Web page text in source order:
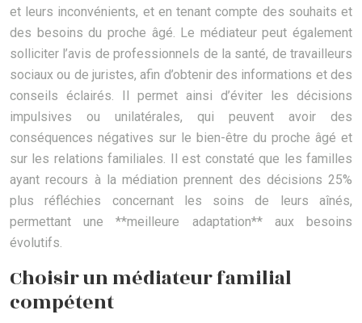
et leurs inconvénients, et en tenant compte des souhaits et
des besoins du proche âgé. Le médiateur peut également
solliciter l’avis de professionnels de la santé, de travailleurs
sociaux ou de juristes, afin d’obtenir des informations et des
conseils éclairés. Il permet ainsi d’éviter les décisions
impulsives ou unilatérales, qui peuvent avoir des
conséquences négatives sur le bien-être du proche âgé et
sur les relations familiales. Il est constaté que les familles
ayant recours à la médiation prennent des décisions 25%
plus réfléchies concernant les soins de leurs aînés,
permettant une **meilleure adaptation** aux besoins
évolutifs.
Choisir un médiateur familial
compétent